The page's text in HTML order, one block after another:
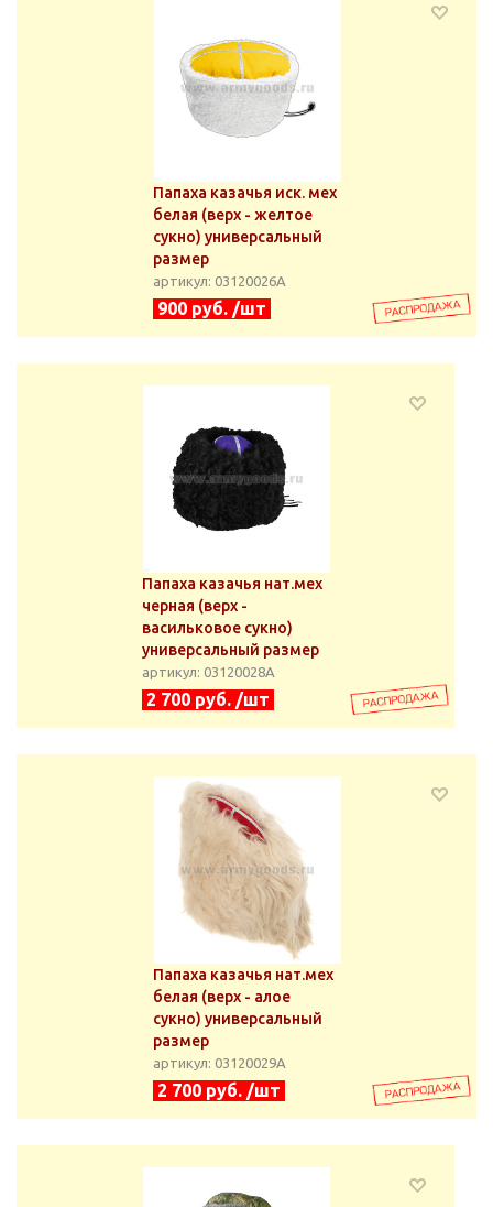
Папаха казачья иск. мех
белая (верх - желтое
сукно) универсальный
размер
артикул: 03120026А
900 руб. /шт
Папаха казачья нат.мех
черная (верх -
васильковое сукно)
универсальный размер
артикул: 03120028А
2 700 руб. /шт
Папаха казачья нат.мех
белая (верх - алое
сукно) универсальный
размер
артикул: 03120029А
2 700 руб. /шт